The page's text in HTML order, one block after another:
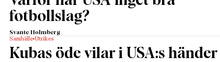
fotbollslag?
Svante Holmberg
Samhälle Utrikes
Kubas öde vilar i USA:s händer